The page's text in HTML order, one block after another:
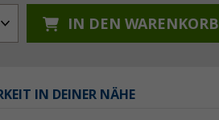
IN DEN WARENKORB
IN DEINER NÄHE